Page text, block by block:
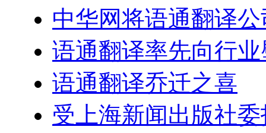
中华网将语通翻译
语通翻译率先向行
语通翻译乔迁之喜
受上海新闻出版社